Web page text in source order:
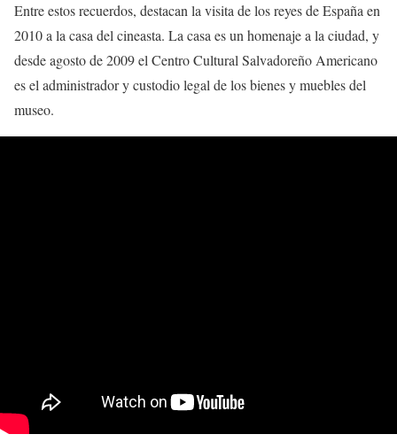
Entre estos recuerdos, destacan la visita de los reyes de España en
2010 a la casa del cineasta. La casa es un homenaje a la ciudad, y
desde agosto de 2009 el Centro Cultural Salvadoreño Americano
es el administrador y custodio legal de los bienes y muebles del
museo.